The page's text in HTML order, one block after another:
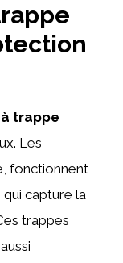
trappe
Les
fonctionnent
qui capture la
trappes